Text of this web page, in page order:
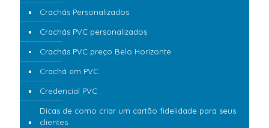
Crachás Personalizados
Crachás PVC personalizados
Crachás PVC preço Belo Horizonte
Crachá em PVC
Credencial PVC
Dicas de como criar um cartão fidelidade para seus
clientes